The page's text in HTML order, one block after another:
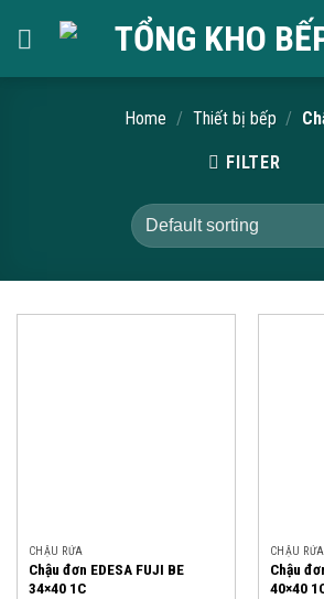
Home / Thiết bị bếp /
FILTER
CHẬU RỬA
Chậu đơn EDESA FUJI BE
34×40 1C
CHẬU RỬA
Chậu
40×40